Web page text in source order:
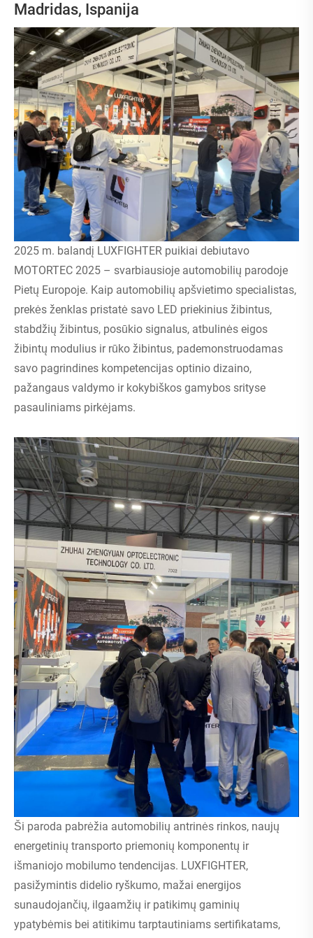
Madridas, Ispanija
2025 m. balandį LUXFIGHTER puikiai debiutavo
MOTORTEC 2025 – svarbiausioje automobilių parodoje
Pietų Europoje. Kaip automobilių apšvietimo specialistas,
prekės ženklas pristatė savo LED priekinius žibintus,
stabdžių žibintus, posūkio signalus, atbulinės eigos
žibintų modulius ir rūko žibintus, pademonstruodamas
savo pagrindines kompetencijas optinio dizaino,
pažangaus valdymo ir kokybiškos gamybos srityse
pasauliniams pirkėjams.
Ši paroda pabrėžia automobilių antrinės rinkos, naujų
energetinių transporto priemonių komponentų ir
išmaniojo mobilumo tendencijas. LUXFIGHTER,
pasižymintis didelio ryškumo, mažai energijos
sunaudojančių, ilgaamžių ir patikimų gaminių
ypatybėmis bei atitikimu tarptautiniams sertifikatams,